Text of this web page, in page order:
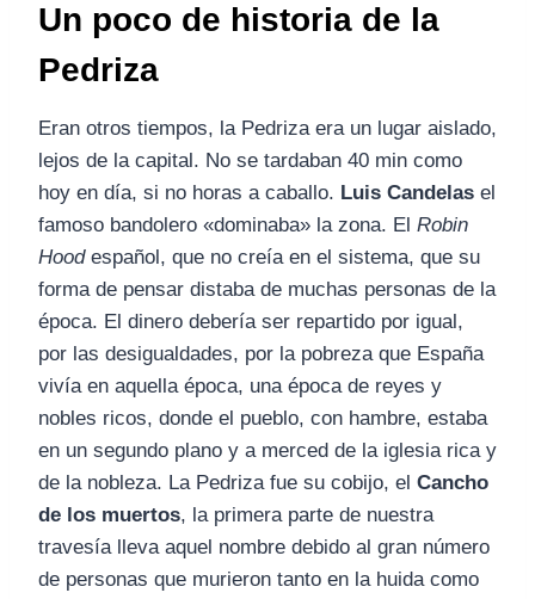
Un poco de historia de la
Pedriza
Eran otros tiempos, la Pedriza era un lugar aislado,
lejos de la capital. No se tardaban 40 min como
hoy en día, si no horas a caballo. Luis Candelas el
famoso bandolero «dominaba» la zona. El Robin
Hoodespañol, que no creía en el sistema, que su
forma de pensar distaba de muchas personas de la
época. El dinero debería ser repartido por igual,
por las desigualdades, por la pobreza que España
vivía en aquella época, una época de reyes y
nobles ricos, donde el pueblo, con hambre, estaba
en un segundo plano y a merced de la iglesia rica y
de la nobleza. La Pedriza fue su cobijo, el Cancho
de los muertos, la primera parte de nuestra
travesía lleva aquel nombre debido al gran número
de personas que murieron tanto en la huida como